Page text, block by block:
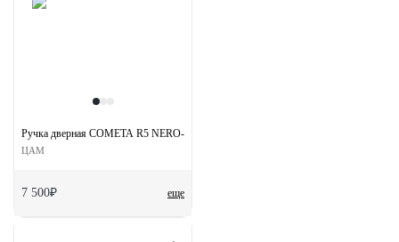
еще
Ручка дверная COMETA R5 NERO-ST на круглой розетке цвет черный soft-touch
ЦАМ
7 500₽